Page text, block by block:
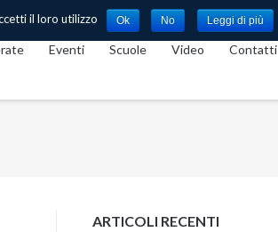
Eventi Scuole Video Contatti
ARTICOLI RECENTI
il loro utilizzo Ok No Leggi di più